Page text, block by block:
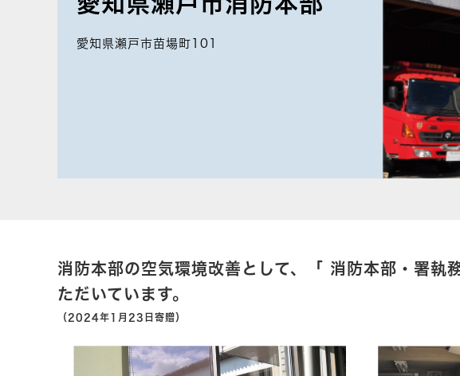
愛知県瀬戸市苗場町101
消防本部の空気環境改善として、「 消防本部・署執
ただいています。
（2024年1月23日寄贈）